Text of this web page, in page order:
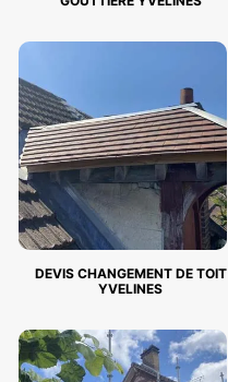
DEVIS CHANGEMENT DE TOIT
YVELINES